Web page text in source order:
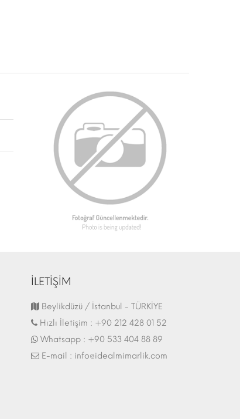
Fuar Stand | 07.10.2017
İLETİŞİM
Beylikdüzü / İstanbul - TÜRKİYE
Hızlı İletişim : +90 212 428 01 52
Whatsapp : +90 533 404 88 89
E-mail : info@idealmimarlik.com